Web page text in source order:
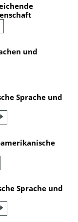
und
Sprache und
Sprache und